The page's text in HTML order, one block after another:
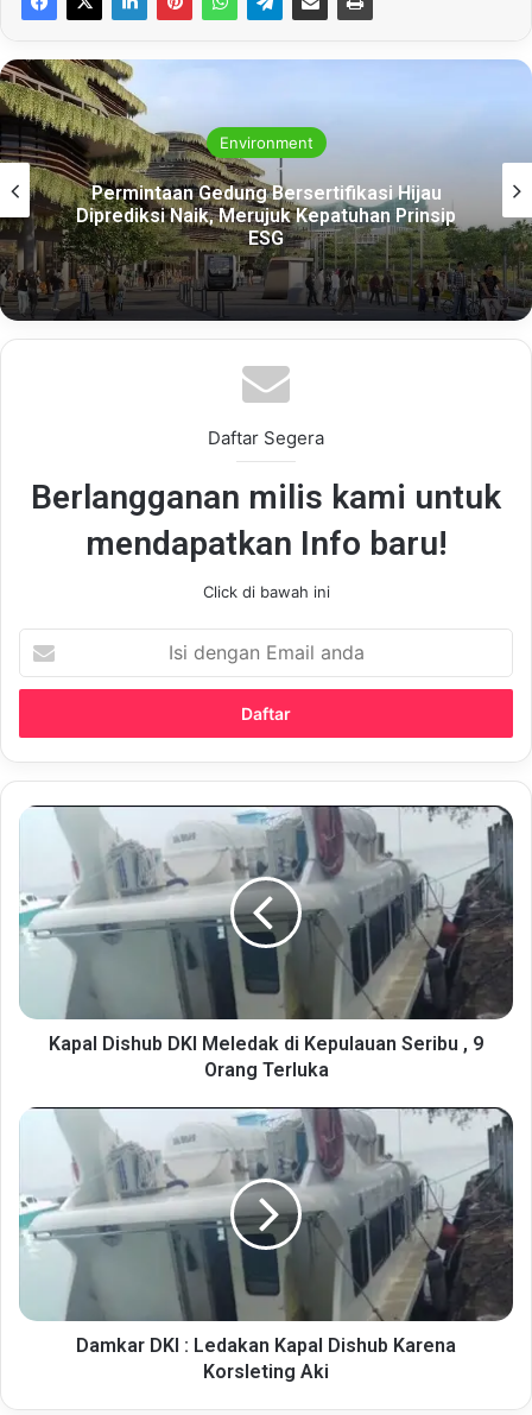
Environment
Permintaan Gedung Bersertifikasi Hijau
Diprediksi Naik, Merujuk Kepatuhan Prinsip
ESG
Daftar Segera
Berlangganan milis kami untuk
mendapatkan Info baru!
Click di bawah ini
dengan
Email
Kapal
Dishub
Meledak
di
Kepulauan
9
OrangKapal Dishub DKI Meledak di Kepulauan Seribu , 9
Orang Terluka
Damkar
Ledakan
Kapal
Dishub
Korsleting
Aki
Damkar DKI : Ledakan Kapal Dishub Karena
Korsleting Aki